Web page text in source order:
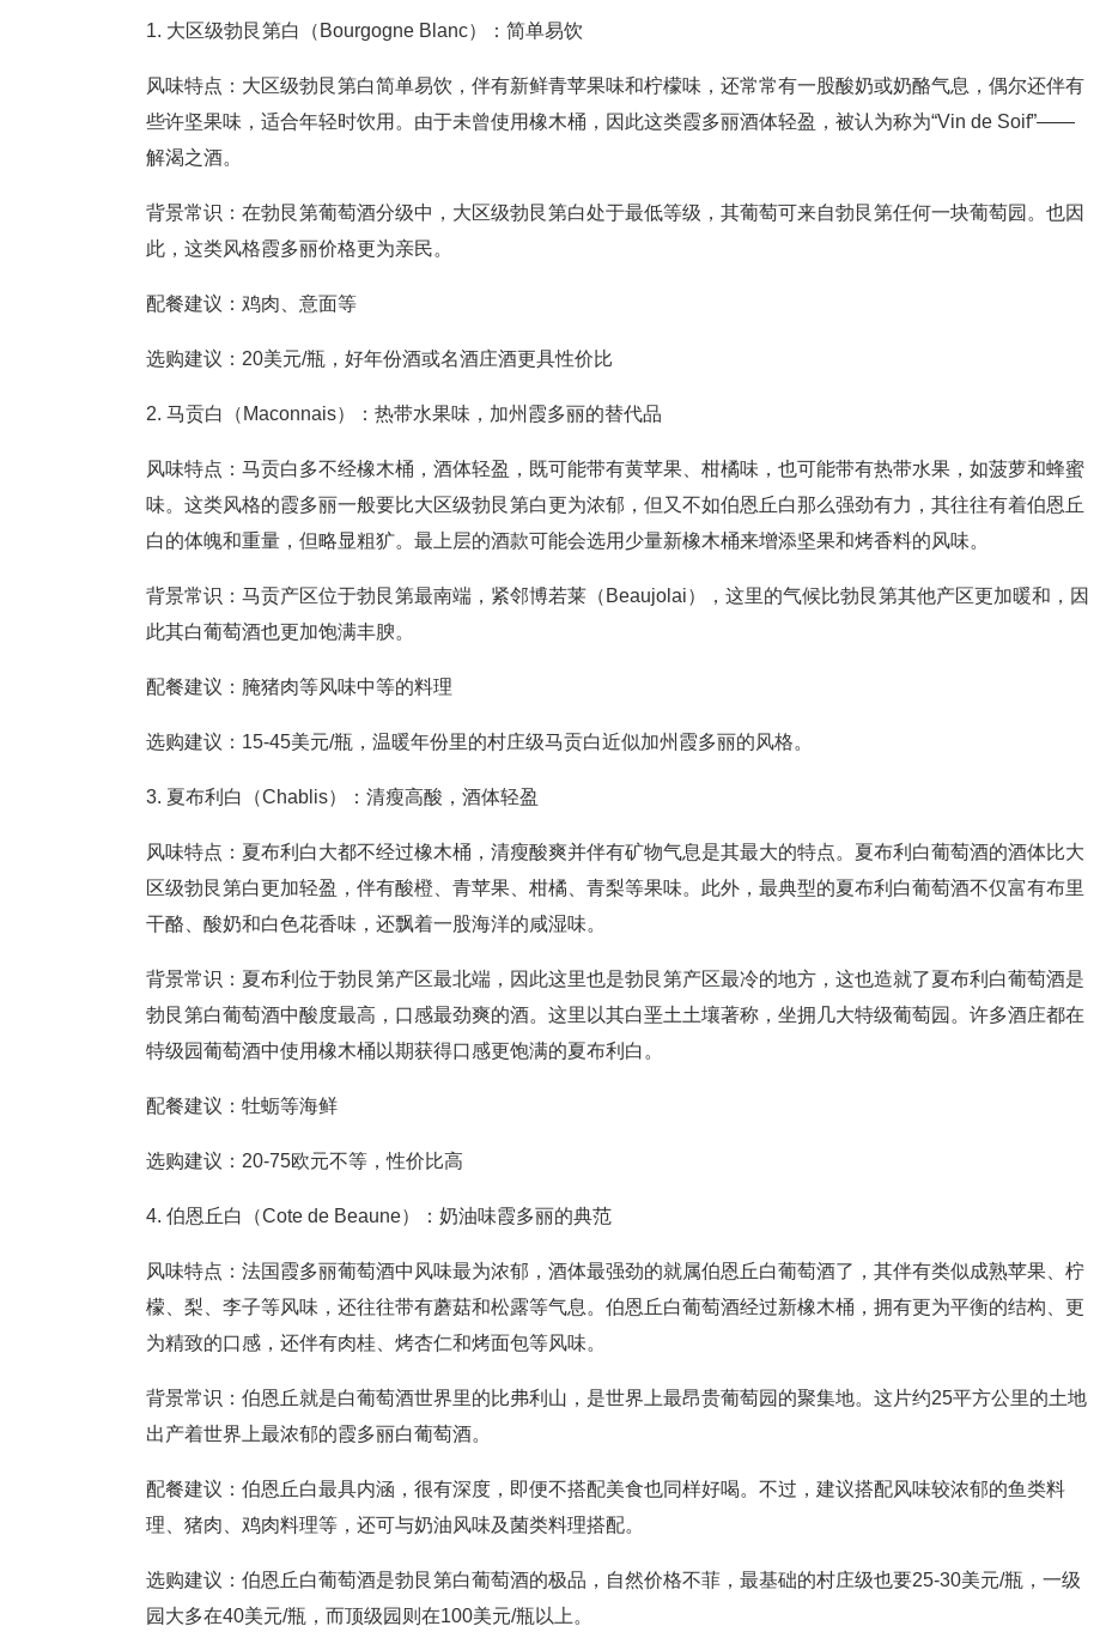
1. 大区级勃艮第白（Bourgogne Blanc）：简单易饮
风味特点：大区级勃艮第白简单易饮，伴有新鲜青苹果味和柠檬味，还常常有一股酸奶或奶酪气息，偶尔还伴有
些许坚果味，适合年轻时饮用。由于未曾使用橡木桶，因此这类霞多丽酒体轻盈，被认为称为“Vin de Soif”——
解渴之酒。
背景常识：在勃艮第葡萄酒分级中，大区级勃艮第白处于最低等级，其葡萄可来自勃艮第任何一块葡萄园。也因
此，这类风格霞多丽价格更为亲民。
配餐建议：鸡肉、意面等
选购建议：20美元/瓶，好年份酒或名酒庄酒更具性价比
2. 马贡白（Maconnais）：热带水果味，加州霞多丽的替代品
风味特点：马贡白多不经橡木桶，酒体轻盈，既可能带有黄苹果、柑橘味，也可能带有热带水果，如菠萝和蜂蜜
味。这类风格的霞多丽一般要比大区级勃艮第白更为浓郁，但又不如伯恩丘白那么强劲有力，其往往有着伯恩丘
白的体魄和重量，但略显粗犷。最上层的酒款可能会选用少量新橡木桶来增添坚果和烤香料的风味。
背景常识：马贡产区位于勃艮第最南端，紧邻博若莱（Beaujolai），这里的气候比勃艮第其他产区更加暖和，因
此其白葡萄酒也更加饱满丰腴。
配餐建议：腌猪肉等风味中等的料理
选购建议：15-45美元/瓶，温暖年份里的村庄级马贡白近似加州霞多丽的风格。
3. 夏布利白（Chablis）：清瘦高酸，酒体轻盈
风味特点：夏布利白大都不经过橡木桶，清瘦酸爽并伴有矿物气息是其最大的特点。夏布利白葡萄酒的酒体比大
区级勃艮第白更加轻盈，伴有酸橙、青苹果、柑橘、青梨等果味。此外，最典型的夏布利白葡萄酒不仅富有布里
干酪、酸奶和白色花香味，还飘着一股海洋的咸湿味。
背景常识：夏布利位于勃艮第产区最北端，因此这里也是勃艮第产区最冷的地方，这也造就了夏布利白葡萄酒是
勃艮第白葡萄酒中酸度最高，口感最劲爽的酒。这里以其白垩土土壤著称，坐拥几大特级葡萄园。许多酒庄都在
特级园葡萄酒中使用橡木桶以期获得口感更饱满的夏布利白。
配餐建议：牡蛎等海鲜
选购建议：20-75欧元不等，性价比高
4. 伯恩丘白（Cote de Beaune）：奶油味霞多丽的典范
风味特点：法国霞多丽葡萄酒中风味最为浓郁，酒体最强劲的就属伯恩丘白葡萄酒了，其伴有类似成熟苹果、柠
檬、梨、李子等风味，还往往带有蘑菇和松露等气息。伯恩丘白葡萄酒经过新橡木桶，拥有更为平衡的结构、更
为精致的口感，还伴有肉桂、烤杏仁和烤面包等风味。
背景常识：伯恩丘就是白葡萄酒世界里的比弗利山，是世界上最昂贵葡萄园的聚集地。这片约25平方公里的土地
出产着世界上最浓郁的霞多丽白葡萄酒。
配餐建议：伯恩丘白最具内涵，很有深度，即便不搭配美食也同样好喝。不过，建议搭配风味较浓郁的鱼类料
理、猪肉、鸡肉料理等，还可与奶油风味及菌类料理搭配。
选购建议：伯恩丘白葡萄酒是勃艮第白葡萄酒的极品，自然价格不菲，最基础的村庄级也要25-30美元/瓶，一级
园大多在40美元/瓶，而顶级园则在100美元/瓶以上。